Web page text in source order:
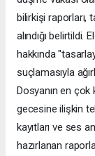
bilirkişi raporları,
alındığı
hakkında
suçlamasıyla
Dosyanın en
gecesine ilişkin
kayıtları ve ses
hazırlanan